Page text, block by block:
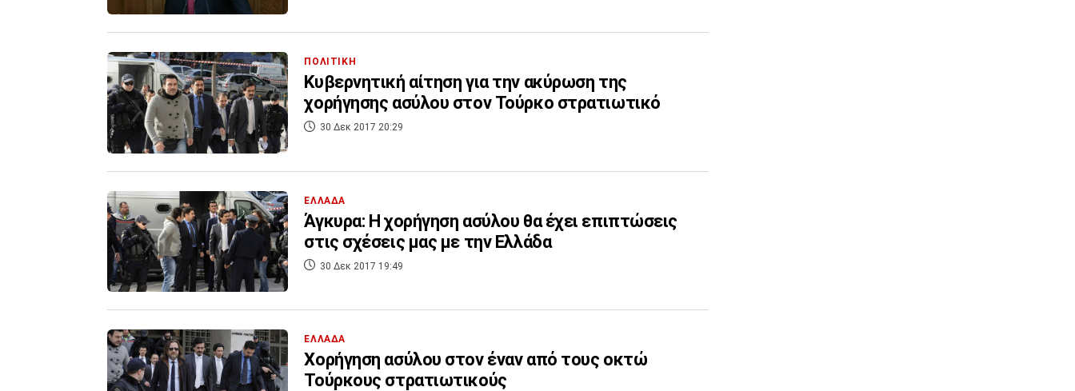
ΠΟΛΙΤΙΚΗ
Κυβερνητική αίτηση για την ακύρωση της
χορήγησης ασύλου στον Τούρκο στρατιωτικό
30 Δεκ 2017 20:29
ΕΛΛΑΔΑ
Άγκυρα: Η χορήγηση ασύλου θα έχει επιπτώσεις
στις σχέσεις μας με την Ελλάδα
30 Δεκ 2017 19:49
ΕΛΛΑΔΑ
Χορήγηση ασύλου στον έναν από τους οκτώ
Τούρκους στρατιωτικούς